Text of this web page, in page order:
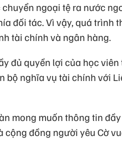
ngoại tệ ra nước
đối tác. Vì vậy, quá trình
tài chính và ngân hàng.
đủ quyền lợi của học viên
bộ nghĩa vụ tài chính với
mong muốn thông tin
đồng người yêu Cờ